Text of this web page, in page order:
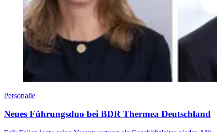
Personalie
Neues Führungsduo bei BDR Thermea Deutschland